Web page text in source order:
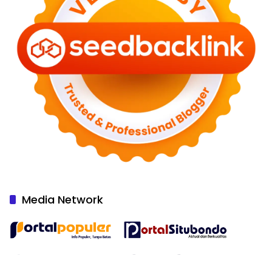
Media Network